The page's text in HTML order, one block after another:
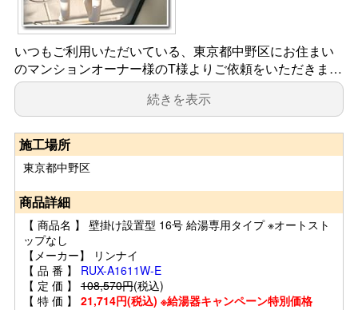
いつもご利用いただいている、東京都中野区にお住まい
のマンションオーナー様のT様よりご依頼をいただきま…
続きを表示
施工場所
東京都中野区
商品詳細
【 商品名 】 壁掛け設置型 16号 給湯専用タイプ ※オートスト
ップなし
【メーカー】 リンナイ
【 品 番 】 RUX-A1611W-E
【 定 価 】 108,570円(税込)
【 特 価 】 21,714円(税込) ※給湯器キャンペーン特別価格